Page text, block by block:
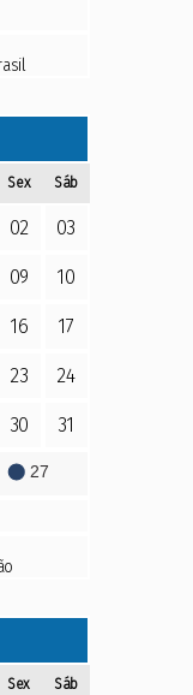
Sex Sáb
02 03
09 10
16 17
23 24
30 31
27
Sex Sáb